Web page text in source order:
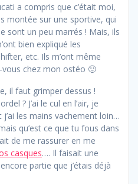
a compris que c’était moi,
montée sur une sportive, qui
sont un peu marrés ! Mais, ils
bien expliqué les
etc. Ils m’ont même
chez mon ostéo 🙂
il faut grimper dessus !
? J’ai le cul en l’air, je
les mains vachement loin…
qu’est ce que tu fous dans
de me rassurer en me
casques…. Il faisait une
partie que j’étais déjà